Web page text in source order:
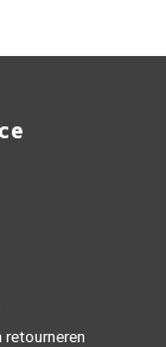
retourneren